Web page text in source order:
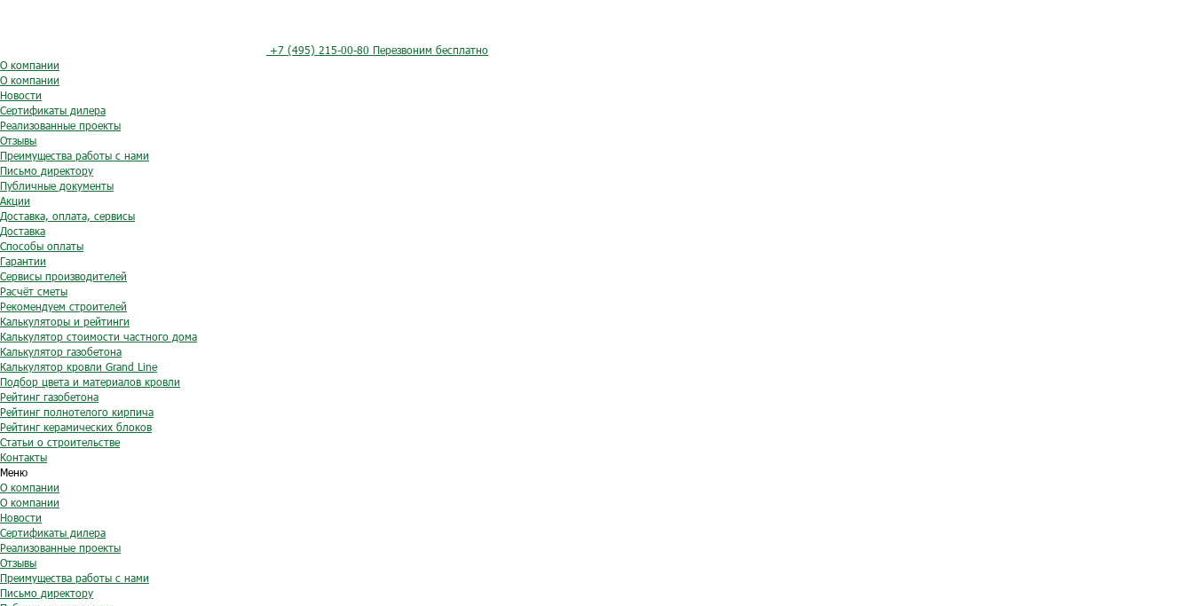
+7 (495) 215-00-80 Перезвоним бесплатно
О компании
О компании
Новости
Сертификаты дилера
Реализованные проекты
Отзывы
Преимущества работы с нами
Письмо директору
Публичные документы
Акции
Доставка, оплата, сервисы
Доставка
Способы оплаты
Гарантии
Сервисы производителей
Расчёт сметы
Рекомендуем строителей
Калькуляторы и рейтинги
Калькулятор стоимости частного дома
Калькулятор газобетона
Калькулятор кровли Grand Line
Подбор цвета и материалов кровли
Рейтинг газобетона
Рейтинг полнотелого кирпича
Рейтинг керамических блоков
Статьи о строительстве
Контакты
Меню
О компании
О компании
Новости
Сертификаты дилера
Реализованные проекты
Отзывы
Преимущества работы с нами
Письмо директору